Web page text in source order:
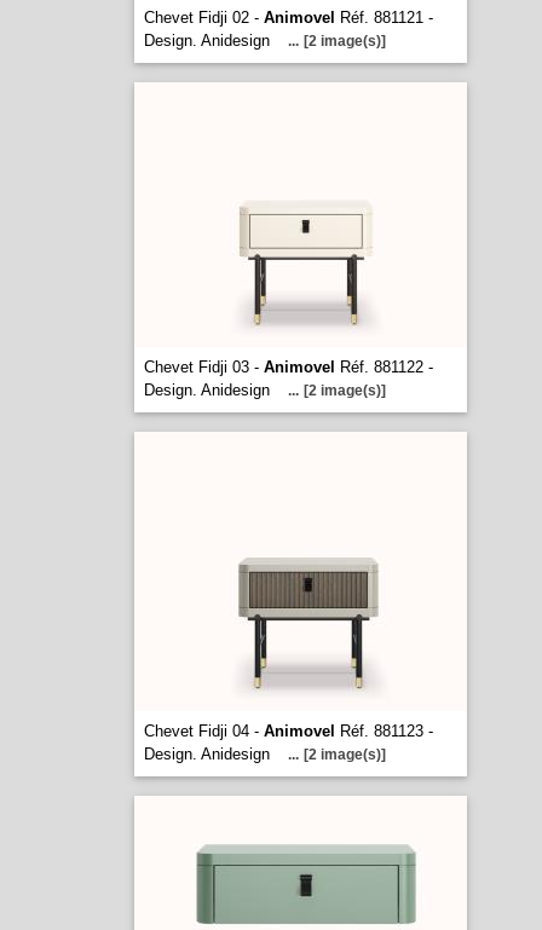
Chevet Fidji 02 - Animovel
Réf. 881121 -
Design. Anidesign
... [2 image(s)]
Chevet Fidji 03 - Animovel
Réf. 881122 -
Design. Anidesign
... [2 image(s)]
Chevet Fidji 04 - Animovel
Réf. 881123 -
Design. Anidesign
... [2 image(s)]